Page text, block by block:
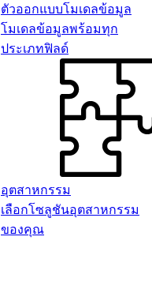
ตัวออกแบบโมเดลข้อมูล
โมเดลข้อมูลพร้อมทุก
ประเภทฟิลด์
อุตสาหกรรม
เลือกโซลูชันอุตสาหกรรม
ของคุณ